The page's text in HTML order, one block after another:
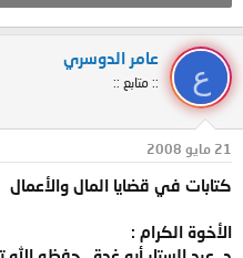
ع
عامر الدوسري
:: متابع ::
21 مايو 2008
كتابات في قضايا المال والأعمال
الأخوة الكرام :